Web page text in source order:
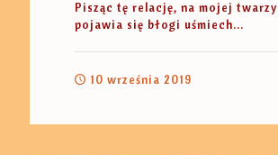
Pisząc tę relację, na mojej twarzy
pojawia się błogi uśmiech...
10 września 2019